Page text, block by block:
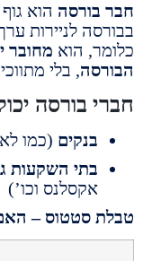
הוא גוף פיננסי
לניירות ערך בתל
הואמחובר
, בלי מתווכים
בורסה יכולים
בנקים(כמו לאומי,
בתי השקעות גדולים
אקסלנס וכו’)
סטטוס – האם